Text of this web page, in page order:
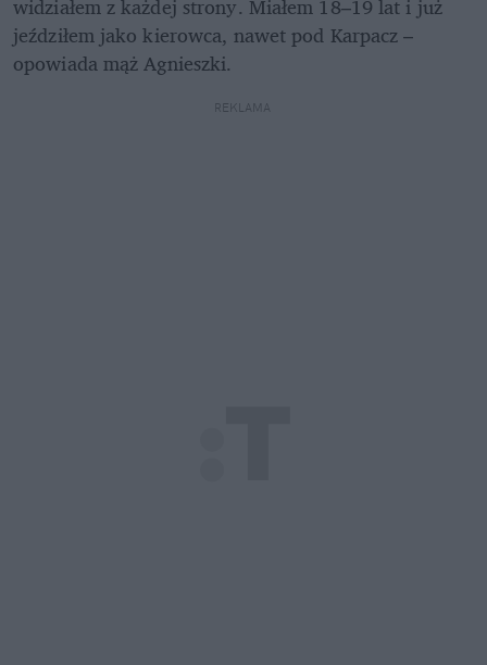
jeździłem jako kierowca, nawet pod Karpacz –
opowiada mąż Agnieszki.
REKLAMA